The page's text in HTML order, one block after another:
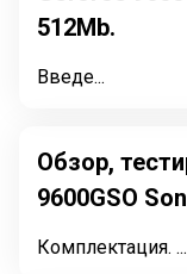
512Mb.
Введе...
Обзор,
9600GSO
Комплектация. ...